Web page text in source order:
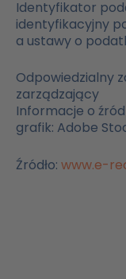
Identyfikator
identyfikacyjny
a ustawy o
Odpowiedzialny
zarządzający
Informacje o
grafik: Adobe
Źródło: www.e-